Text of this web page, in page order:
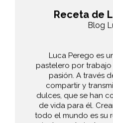
Receta de
Blog
Luca Perego es
pastelero por
pasión. A través
compartir y
dulces, que se han
de vida para él.
todo el mundo es su